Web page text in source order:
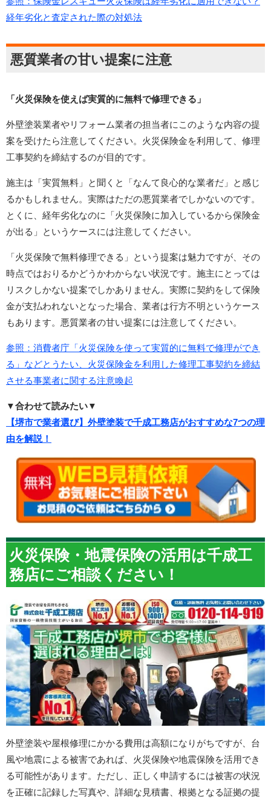
経年劣化と査定された際の対処法
悪質業者の甘い提案に注意
「火災保険を使えば実質的に無料で修理できる」
外壁塗装業者やリフォーム業者の担当者にこのような内容の提
案を受けたら注意してください。火災保険金を利用して、修理
工事契約を締結するのが目的です。
施主は「実質無料」と聞くと「なんて良心的な業者だ」と感じ
るかもしれません。実際はただの悪質業者でしかないのです。
とくに、経年劣化なのに「火災保険に加入しているから保険金
が出る」というケースには注意してください。
「火災保険で無料修理できる」という提案は魅力ですが、その
時点ではおりるかどうかわからない状況です。施主にとっては
リスクしかない提案でしかありません。実際に契約をして保険
金が支払われないとなった場合、業者は行方不明というケース
もあります。悪質業者の甘い提案には注意してください。
参照：消費者庁「火災保険を使って実質的に無料で修理ができ
る」などとうたい、火災保険金を利用した修理工事契約を締結
させる事業者に関する注意喚起
▼合わせて読みたい▼
【堺市で業者選び】外壁塗装で千成工務店がおすすめな7つの理
由を解説！
火災保険・地震保険の活用は千成工
務店にご相談ください！
外壁塗装や屋根修理にかかる費用は高額になりがちですが、台
風や地震による被害であれば、火災保険や地震保険を活用でき
る可能性があります。ただし、正しく申請するには被害の状況
を正確に記録した写真や、詳細な見積書、根拠となる証拠の提